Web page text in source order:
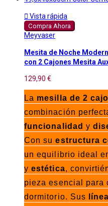
 Vista rápida
Compra Ahora
Meyvaser
Mesita de Noche
con 2 Cajones Mesita
129,90 €
La mesilla de 2
combinación
funcionalidad y
Con suestructura
un equilibrio ideal
yestética,
pieza esencial para
dormitorio. Sus